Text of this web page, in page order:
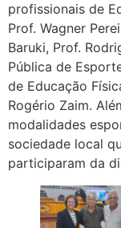
profissionais de
Prof. Wagner
Baruki, Prof.
Pública de
de Educação
Rogério Zaim.
modalidades
sociedade local
participaram da